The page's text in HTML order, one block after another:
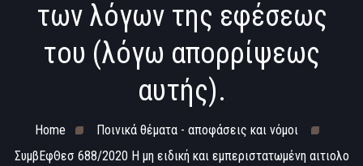
των λόγων της εφέσεως
του (λόγω απορρίψεως
αυτής).
Home
Ποινικά θέματα - αποφάσεις και νόμοι
ΣυμβΕφΘεσ 688/2020 Η μη ειδική και εμπεριστατωμένη αιτιολο